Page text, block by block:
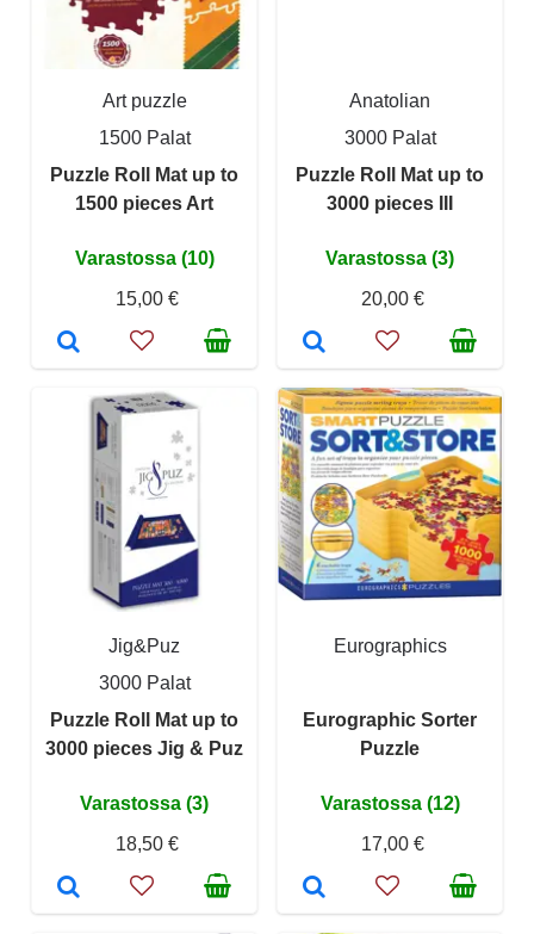
Art puzzle
1500 Palat
Puzzle Roll Mat up to
1500 pieces Art
Varastossa (10)
15,00 €
Anatolian
3000 Palat
Puzzle Roll Mat up to
3000 pieces III
Varastossa (3)
20,00 €
Jig&Puz
3000 Palat
Puzzle Roll Mat up to
3000 pieces Jig & Puz
Varastossa (3)
18,50 €
Eurographics
Eurographic Sorter
Puzzle
Varastossa (12)
17,00 €